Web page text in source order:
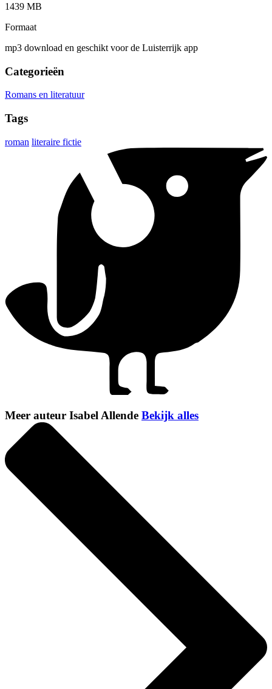
1439 MB
Formaat
mp3 download en geschikt voor de Luisterrijk app
Categorieën
Romans en literatuur
Tags
roman literaire fictie
Meer auteur Isabel Allende Bekijk alles